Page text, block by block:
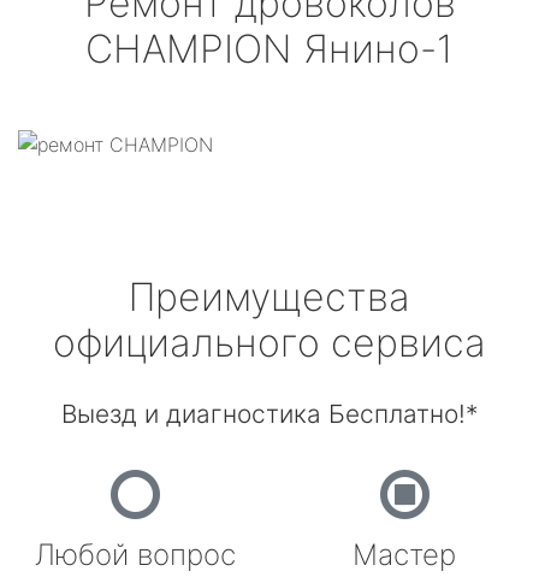
CHAMPION Янино-1
Преимущества
официального сервиса
Выезд и диагностика Бесплатно!*
Любой вопрос
Мастер